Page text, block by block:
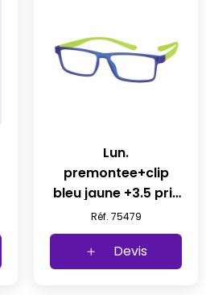
Lun.
premontee+clip
bleu jaune +3.5 prix
net
Réf. 75479
Devis